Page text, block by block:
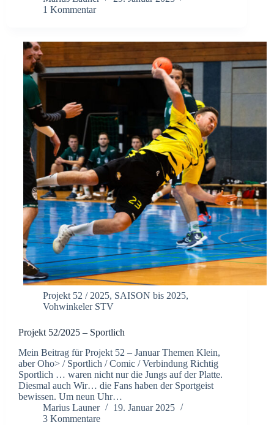
1 Kommentar
Projekt 52 / 2025, SAISON bis 2025,
Vohwinkeler STV
Projekt 52/2025 – Sportlich
Mein Beitrag für Projekt 52 – Januar Themen Klein,
aber Oho> / Sportlich / Comic / Verbindung Richtig
Sportlich … waren nicht nur die Jungs auf der Platte.
Diesmal auch Wir… die Fans haben der Sportgeist
bewissen. Um neun Uhr…
Marius Launer
19. Januar 2025
3 Kommentare